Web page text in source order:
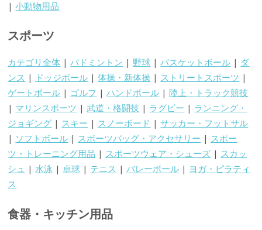
|小動物用品
スポーツ
カテゴリ全体 |バドミントン | 野球 |バスケットボール | ダ
ンス | ドッジボール |体操・新体操 | ストリートスポーツ |
ゲートボール | ゴルフ |ハンドボール |陸上・トラック競技
| マリンスポーツ |武道・格闘技 | ラグビー | ランニング・
ジョギング | スキー | スノーボード |サッカー・フットサル
| ソフトボール | スポーツバッグ・アクセサリー | スポー
ツ・トレーニング用品 | スポーツウェア・シューズ | スカッ
シュ |水泳 |卓球 | テニス |バレーボール | ヨガ・ピラティ
ス
食器・キッチン用品